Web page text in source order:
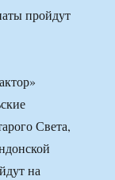
пройдут
Света,
на